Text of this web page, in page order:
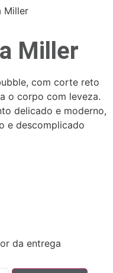
Miller
Miller
com corte reto
o corpo com leveza.
delicado e moderno,
e descomplicado
da entrega